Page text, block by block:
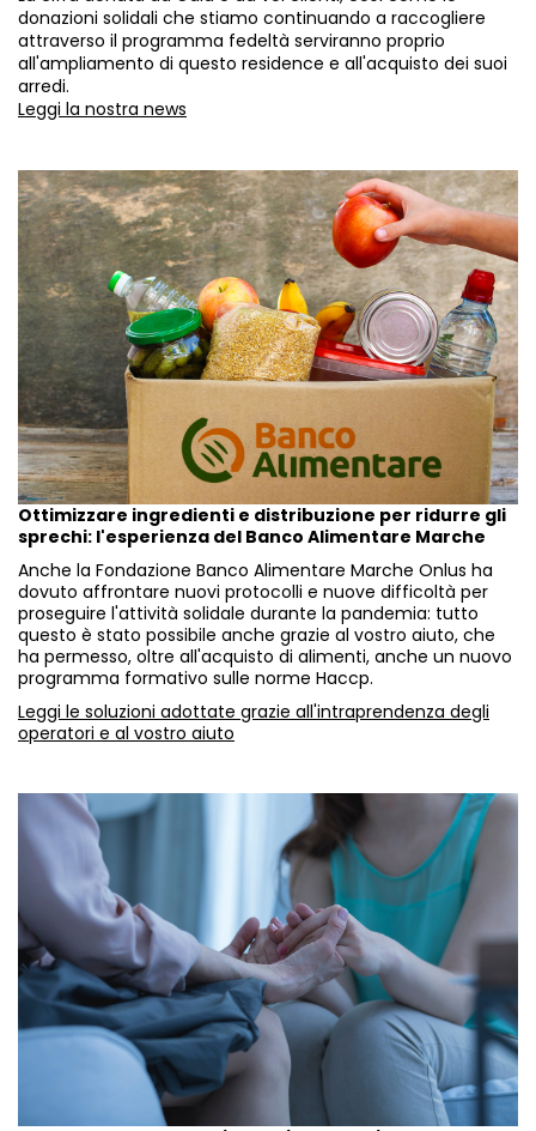
donazioni solidali che stiamo continuando a raccogliere
attraverso il programma fedeltà serviranno proprio
all'ampliamento di questo residence e all'acquisto dei suoi
arredi.
Leggi la nostra news
Ottimizzare ingredienti e distribuzione per ridurre gli
sprechi: l'esperienza del Banco Alimentare Marche
Anche la Fondazione Banco Alimentare Marche Onlus ha
dovuto affrontare nuovi protocolli e nuove difficoltà per
proseguire l'attività solidale durante la pandemia: tutto
questo è stato possibile anche grazie al vostro aiuto, che
ha permesso, oltre all'acquisto di alimenti, anche un nuovo
programma formativo sulle norme Haccp.
Leggi le soluzioni adottate grazie all'intraprendenza degli
operatori e al vostro aiuto